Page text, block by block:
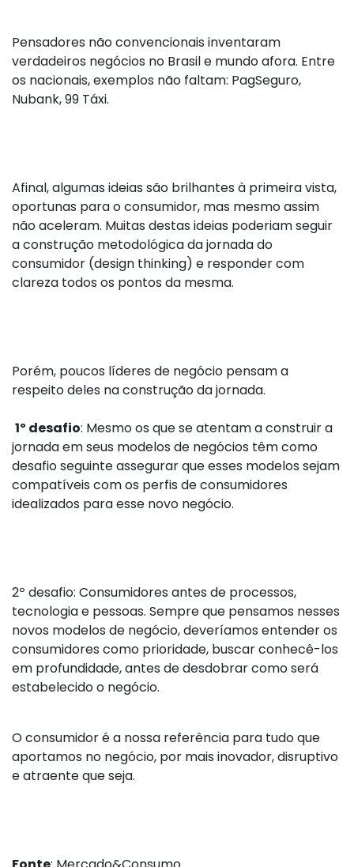
Pensadores não convencionais inventaram
verdadeiros negócios no Brasil e mundo afora. Entre
os nacionais, exemplos não faltam: PagSeguro,
Nubank, 99 Táxi.
Afinal, algumas ideias são brilhantes à primeira vista,
oportunas para o consumidor, mas mesmo assim
não aceleram. Muitas destas ideias poderiam seguir
a construção metodológica da jornada do
consumidor (design thinking) e responder com
clareza todos os pontos da mesma.
Porém, poucos líderes de negócio pensam a
respeito deles na construção da jornada.
1º desafio: Mesmo os que se atentam a construir a
jornada em seus modelos de negócios têm como
desafio seguinte assegurar que esses modelos sejam
compatíveis com os perfis de consumidores
idealizados para esse novo negócio.
2º desafio: Consumidores antes de processos,
tecnologia e pessoas. Sempre que pensamos nesses
novos modelos de negócio, deveríamos entender os
consumidores como prioridade, buscar conhecê-los
em profundidade, antes de desdobrar como será
estabelecido o negócio.
O consumidor é a nossa referência para tudo que
aportamos no negócio, por mais inovador, disruptivo
e atraente que seja.